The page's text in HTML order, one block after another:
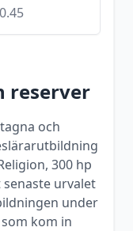
0.45
reserver
och
300 hp
urvalet
under
som kom in